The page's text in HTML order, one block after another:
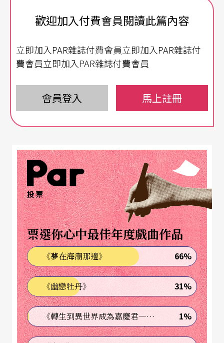
論文及發言共同關注了「歌仔戲藝術的提昇與推
向：認識歌仔戲的劇種個性或類型個性；改良歌仔
重要論文及發言。
福建省藝術研究所副所長王評章的《新時期以來薌
末至今）福建戲曲文學的橫剖和薌劇（歌仔戲）作
品的縱剖面分析薌劇劇種特色、發展趨勢。王評章
指出，和另兩種閩南語劇種（梨園戲、高甲戲）相
比，薌劇流露「溫柔甚至軟弱」的情感風格，長於
訴說家庭鄰里間的生活不幸或人性溫情；主要運用
「戶內的、村坊里巷的」、「家庭的」日常生活語
言，其「語言本色有方言的詩意而無文字的文
采」。分析衆多劇本後，他在結論中表示不管是新
時期或是歷來的薌劇戲曲中，越能注意到劇種特
徵，成就也越高。薌劇發展「可能也應該繼續沿著
這個方向」，回歸劇種意識。
歡迎加入付費會員閱讀此篇內容
立即加入PAR雜誌付費會員立即加入PAR雜誌付
費會員立即加入PAR雜誌付費會員
會員登入 馬上註冊
投票
票選你心中最佳年度戲曲作品
《夢在海潮那邊》 66%
《幽戀牡丹》 31%
《轉生到異世界成為嘉慶君—發現我的祖先是詐騙集團!?》 1%